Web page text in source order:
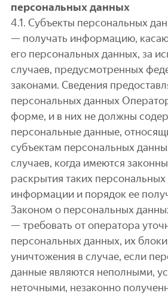
персональных данных
4.1. Субъекты персональных
— получать информацию,
его персональных данных, за
случаев, предусмотренных
законами. Сведения
персональных данных
форме, и в них не должны
персональные данные,
субъектам персональных
случаев, когда имеются
раскрытия таких
информации и порядок ее
Законом о персональных
— требовать от оператора
персональных данных, их
уничтожения в случае, если
данные являются неполными,
неточными, незаконно